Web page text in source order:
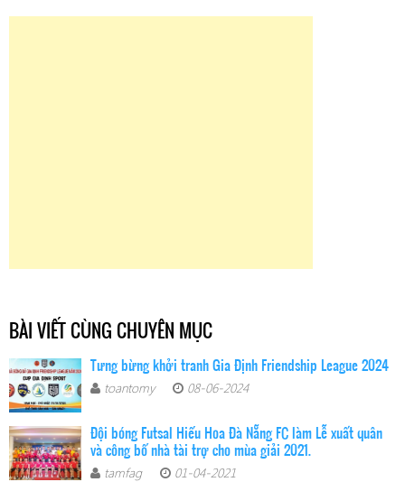
BÀI VIẾT CÙNG CHUYÊN MỤC
Tưng bừng khởi tranh Gia Định Friendship League 2024
toantomy 08-06-2024
Đội bóng Futsal Hiếu Hoa Đà Nẵng FC làm Lễ xuất quân
và công bố nhà tài trợ cho mùa giải 2021.
tamfag 01-04-2021